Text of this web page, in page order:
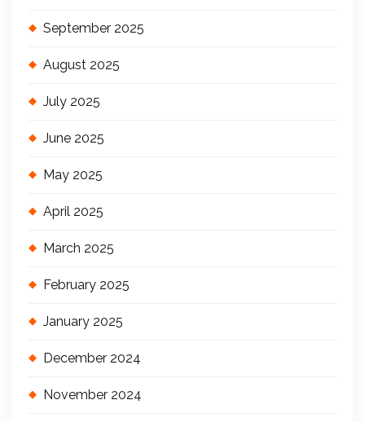
September 2025
August 2025
July 2025
June 2025
May 2025
April 2025
March 2025
February 2025
January 2025
December 2024
November 2024